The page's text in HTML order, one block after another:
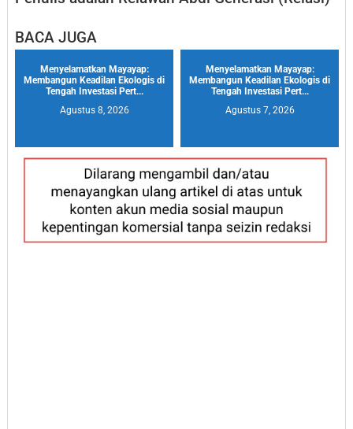
BACA JUGA
Menyelamatkan Mayayap:
Membangun Keadilan Ekologis di
Tengah Investasi Pert...
Agustus 8, 2026
Menyelamatkan Mayayap:
Membangun Keadilan Ekologis di
Tengah Investasi Pert...
Agustus 7, 2026